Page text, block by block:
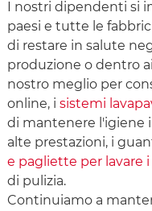
I nostri dipendenti si
paesi e tutte le
di restare in salute
produzione o dentro
nostro meglio per
online, i sistemi
di mantenere l'igiene
alte prestazioni, i
e pagliette per lavare
di pulizia.
Continuiamo a